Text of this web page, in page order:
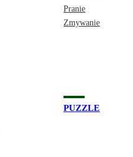
Pranie
Zmywanie
PUZZLE